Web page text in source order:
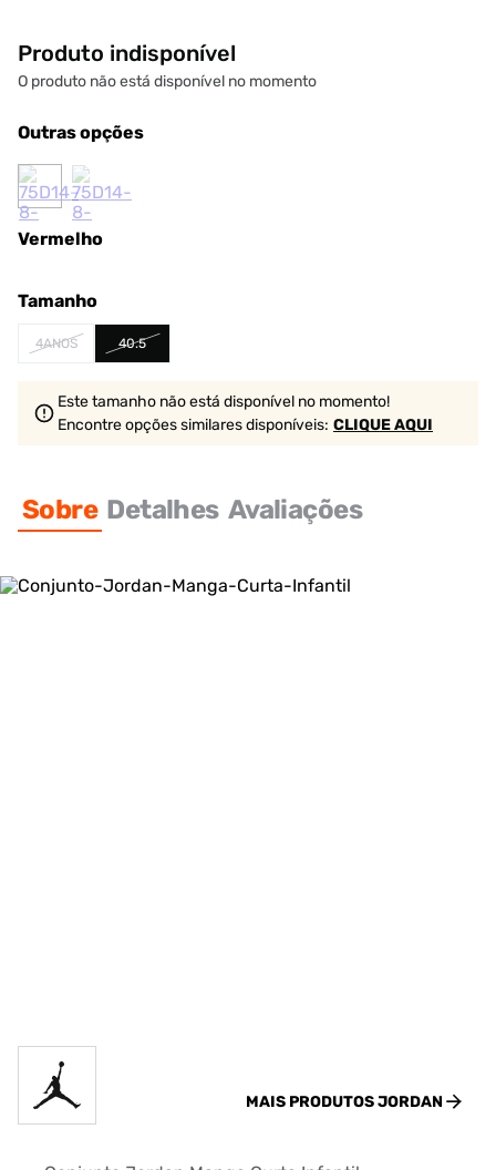
Produto indisponível
O produto não está disponível no momento
Outras opções
Vermelho
Tamanho
4ANOS 40.5
Este tamanho não está disponível no momento!
Encontre opções similaresdisponíveis: CLIQUE AQUI
Sobre Detalhes Avaliações
MAIS PRODUTOSJORDAN